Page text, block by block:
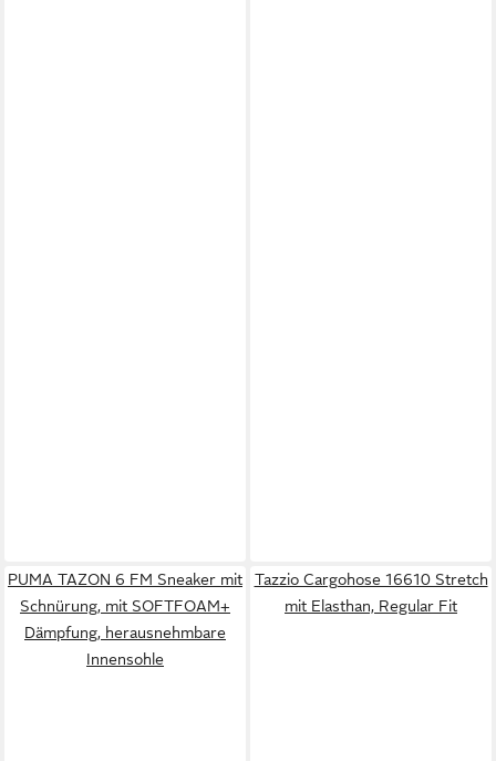
PUMA TAZON 6 FM Sneaker mit
Schnürung, mit SOFTFOAM+
Dämpfung, herausnehmbare
Innensohle
Tazzio Cargohose 16610 Stretch
mit Elasthan, Regular Fit